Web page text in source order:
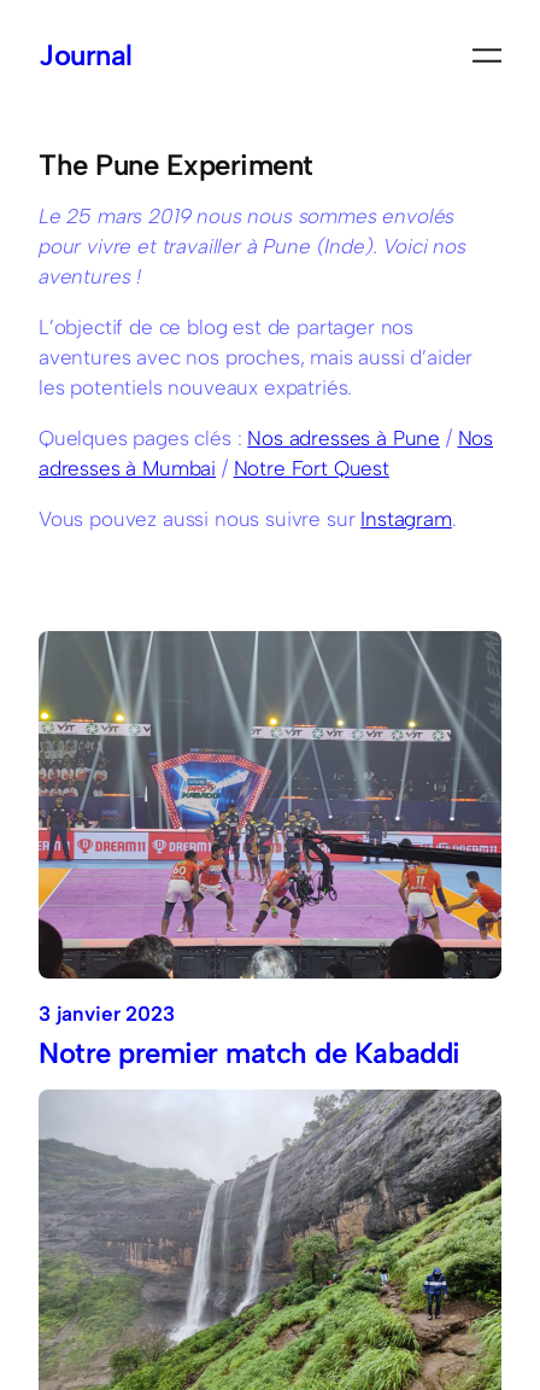
Journal
The Pune Experiment
Le 25 mars 2019 nous nous sommes envolés
pour vivre et travailler à Pune (Inde). Voici nos
aventures !
L’objectif de ce blog est de partager nos
aventures avec nos proches, mais aussi d’aider
les potentiels nouveaux expatriés.
Quelques pages clés : Nos adresses à Pune / Nos
adresses à Mumbai / Notre Fort Quest
Vous pouvez aussi nous suivre sur Instagram.
3 janvier 2023
Notre premier match de Kabaddi